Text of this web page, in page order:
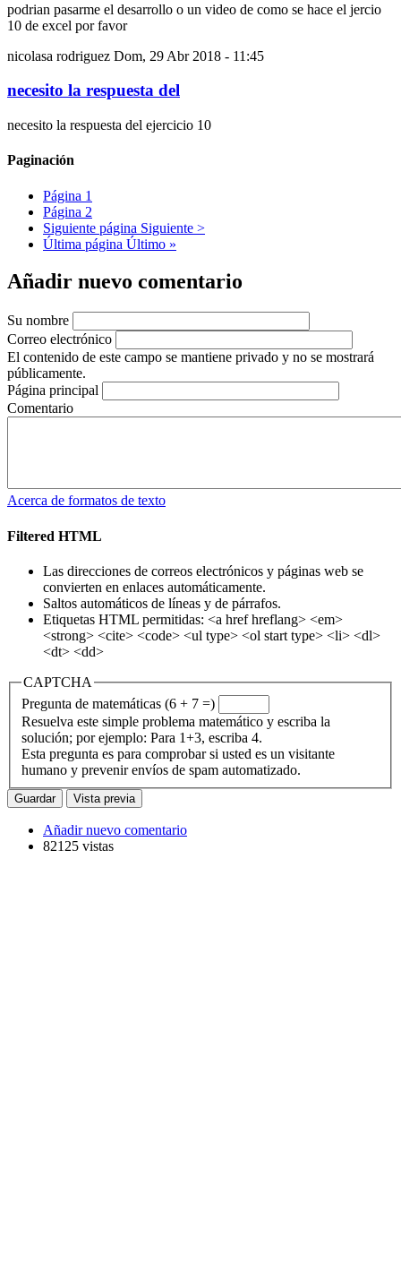
podrian pasarme el desarrollo o un video de como se hace el jercio
10 de excel por favor
nicolasa rodriguez Dom, 29 Abr 2018 - 11:45
necesito la respuesta del
necesito la respuesta del ejercicio 10
Paginación
Página 1
Página 2
Siguiente página Siguiente >
Última página Último »
Añadir nuevo comentario
Su nombre
Correo electrónico
El contenido de este campo se mantiene privado y no se mostrará
públicamente.
Página principal
Comentario
Acerca de formatos de texto
Filtered HTML
Las direcciones de correos electrónicos y páginas web se
convierten en enlaces automáticamente.
Saltos automáticos de líneas y de párrafos.
Etiquetas HTML permitidas: <a href hreflang> <em>
<strong> <cite> <code> <ul type> <ol start type> <li> <dl>
<dt> <dd>
CAPTCHA
Pregunta de matemáticas (6 + 7 =)
Resuelva este simple problema matemático y escriba la
solución; por ejemplo: Para 1+3, escriba 4.
Esta pregunta es para comprobar si usted es un visitante
humano y prevenir envíos de spam automatizado.
Añadir nuevo comentario
82125 vistas